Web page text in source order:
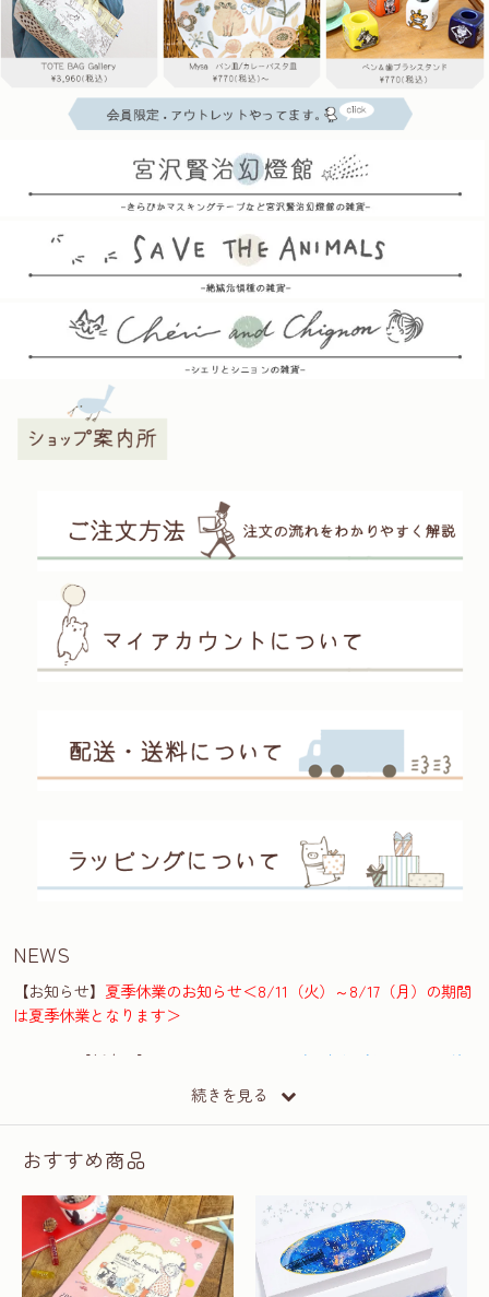
NEWS
【お知らせ】 夏季休業のお知らせ＜8/11（火）～8/17（月）の期間
は夏季休業となります＞
2026.7.31 【新商品】
My Dear Catsシリーズのきらぴかマスキングテ
2026.7.30 【新商品】モン・ペルシェポストカードセットが発売しま
した。
2026.7.24 【新商品】宮沢賢治幻燈館 銀河鉄道ノ夜 お線香（ミニ
寸）が発売しました。
2026.7.23 【新商品】イニシャルルルベのなみなみステンレスタンブ
ラーが発売しました。
続きを見る
おすすめ商品